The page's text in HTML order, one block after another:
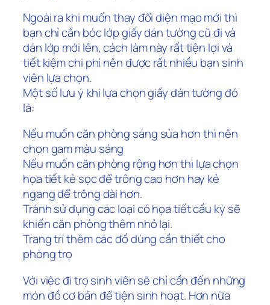
Ngoài ra khi muốn thay đổi diện mạo mới thì
bạn chỉ cần bóc lớp giấy dán tường cũ đi và
dán lớp mới lên, cách làm này rất tiện lợi và
tiết kiệm chi phí nên được rất nhiều bạn sinh
viên lựa chọn.
Một số lưu ý khi lựa chọn giấy dán tường đó
là:
Nếu muốn căn phòng sáng sủa hơn thì nên
chọn gam màu sáng
Nếu muốn căn phòng rộng hơn thì lựa chọn
họa tiết kẻ sọc để trông cao hơn hay kẻ
ngang để trông dài hơn.
Tránh sử dụng các loại có họa tiết cầu kỳ sẽ
khiến căn phòng thêm nhỏ lại.
Trang trí thêm các đồ dùng cần thiết cho
phòng trọ
Với việc đi trọ sinh viên sẽ chỉ cần đến những
món đồ cơ bản để tiện sinh hoạt. Hơn nữa